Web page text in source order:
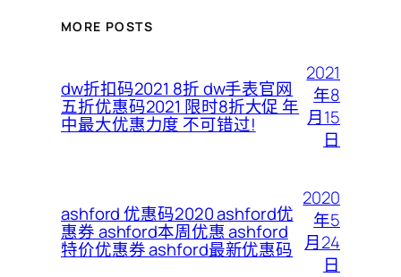
MORE POSTS
dw折扣码2021 8折 dw手表官网
五折优惠码2021 限时8折大促 年
中最大优惠力度 不可错过!
2021
年8
月15
日
ashford 优惠码2020 ashford优
惠券 ashford本周优惠 ashford
特价优惠券 ashford最新优惠码
2020
年5
月24
日